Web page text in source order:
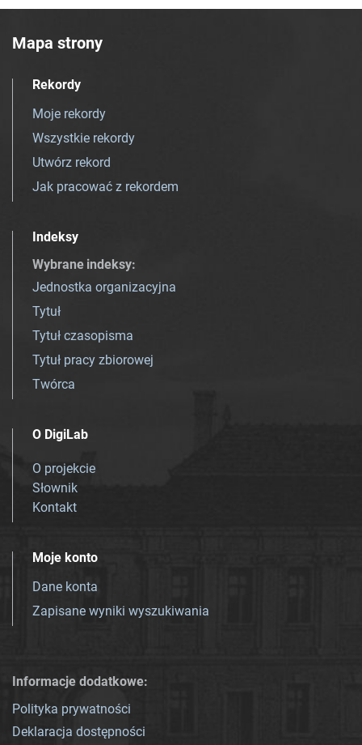
Mapa strony
Rekordy
Moje rekordy
Wszystkie rekordy
Utwórz rekord
Jak pracować z rekordem
Indeksy
Wybrane indeksy:
Jednostka organizacyjna
Tytuł
Tytuł czasopisma
Tytuł pracy zbiorowej
Twórca
O DigiLab
O projekcie
Słownik
Kontakt
Moje konto
Dane konta
Zapisane wyniki wyszukiwania
Informacje dodatkowe:
Polityka prywatności
Deklaracja dostępności